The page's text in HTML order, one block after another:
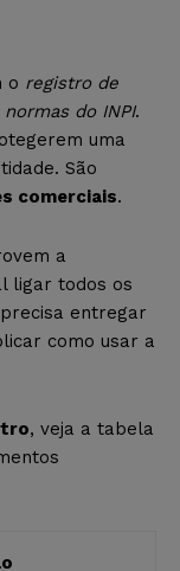
o registro de
normas do INPI.
uma
São
comerciais.
a
ligar todos os
entregar
como usar a
, veja a tabela